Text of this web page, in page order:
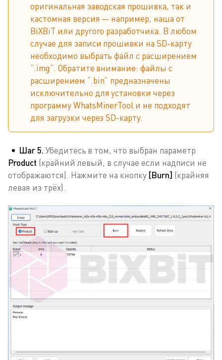
оригинальная заводская прошивка, так и
кастомная версия — например, наша от
BiXBiT или другого разработчика. В любом
случае для записи прошивки на SD-карту
необходимо выбрать файл с расширением
“.img”. Обратите внимание: файлы с
расширением “.bin” предназначены
исключительно для установки через
программу WhatsMinerTool и не подходят
для загрузки через SD-карту.
Шаг 5. Убедитесь в том, что выбран параметр
Product (крайний левый, в случае если надписи не
отображаются). Нажмите на кнопку [Burn] (крайняя
левая из трёх).